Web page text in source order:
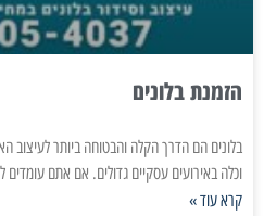
הזמנת בלונים
בלונים הם הדרך הקלה והבטוחה ביותר לעיצוב
וכלה באירועים עסקיים גדולים. אם אתם עומדים
קרא עוד »